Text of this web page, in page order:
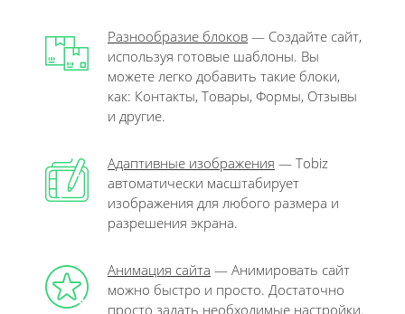
Разнообразие блоков — Создайте сайт,
используя готовые шаблоны. Вы
можете легко добавить такие блоки,
как: Контакты, Товары, Формы, Отзывы
и другие.
Адаптивные изображения — Tobiz
автоматически масштабирует
изображения для любого размера и
разрешения экрана.
Анимация сайта — Анимировать сайт
можно быстро и просто. Достаточно
просто задать необходимые настройки.